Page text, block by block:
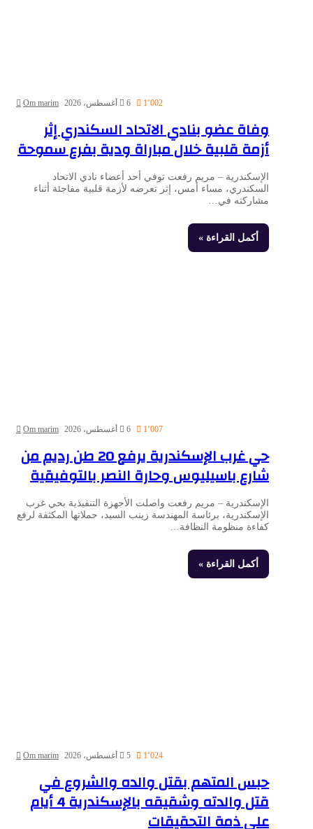
Om marim 6 أغسطس، 2026 1٬002
وفاة عضو بنادي الاتحاد السكندري إثر
أزمة قلبية خلال مباراة ودية بفرع سموحة
الإسكندرية – مريم رفعت توفي أحد أعضاء نادي الاتحاد
السكندري، مساء أمس، إثر تعرضه لأزمة قلبية مفاجئة أثناء
مشاركته في…
أكمل القراءة »
Om marim 6 أغسطس، 2026 1٬007
حي غرب الإسكندرية يرفع 20 طن رديم من
شارع باسيليوس وحارة النصر بالتوفيقية
الإسكندرية – مريم رفعت واصلت الأجهزة التنفيذية بحي غرب
الإسكندرية، برئاسة المهندسة زينب السيد، حملاتها المكثفة لرفع
كفاءة منظومة النظافة…
أكمل القراءة »
Om marim 5 أغسطس، 2026 1٬024
حبس المتهم بقتل والده والشروع في
قتل والدته وشقيقه بالإسكندرية 4 أيام
على ذمة التحقيقات